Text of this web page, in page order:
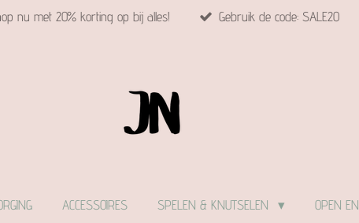
nu met 20% korting op bij alles! Gebruik de code: SALE20
ACCESSOIRES SPELEN & KNUTSELEN OPEN